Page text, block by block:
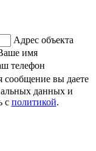
Адрес объекта
имя
телефон
сообщение вы даете
данных и
с политикой.